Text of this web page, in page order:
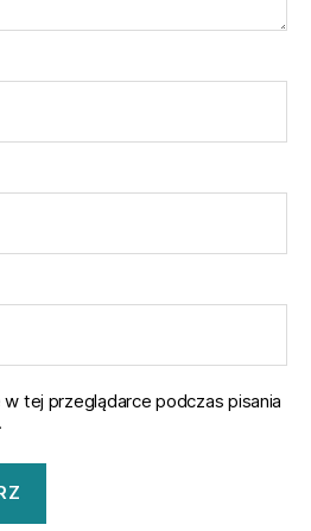
tej przeglądarce podczas pisania